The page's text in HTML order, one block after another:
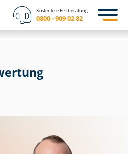
Kostenlose Erstberatung
0800 - 909 02 82